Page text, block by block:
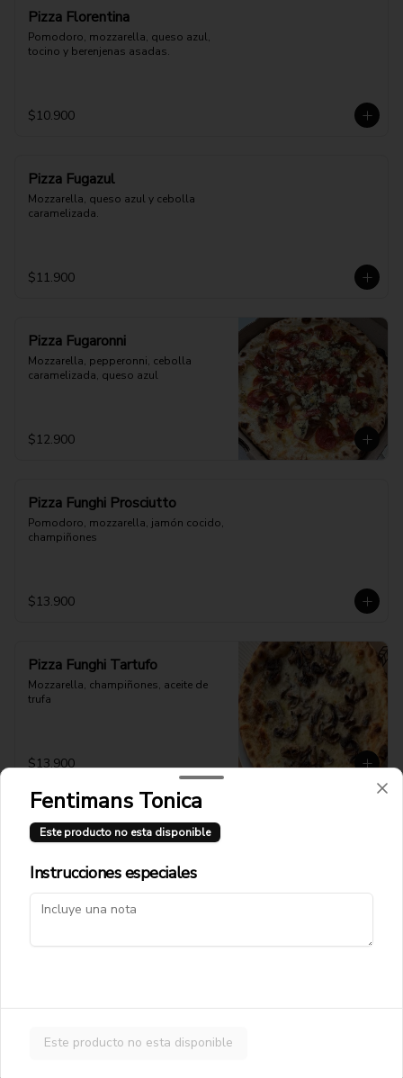
Pizza Florentina
Pomodoro, mozzarella, queso azul,
tocino y berenjenas asadas.
$10.900
Pizza Fugazul
Mozzarella, queso azul y cebolla
caramelizada.
$11.900
Pizza Fugaronni
Mozzarella, pepperonni, cebolla
caramelizada, queso azul
$12.900
Pizza Funghi Prosciutto
Pomodoro, mozzarella, jamón cocido,
champiñones
$13.900
Pizza Funghi Tartufo
Mozzarella, champiñones, aceite de
trufa
$13.900
Pizza Gamberetti
Pomodoro, Mozzarella, Camarnes
Pomodoro, Mozzarella, Jamon Cocido
Fentimans Tonica
Este producto no esta disponible
Instrucciones especiales
Este producto no esta disponible